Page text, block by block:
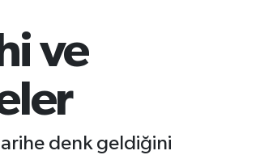
ve
denk geldiğini